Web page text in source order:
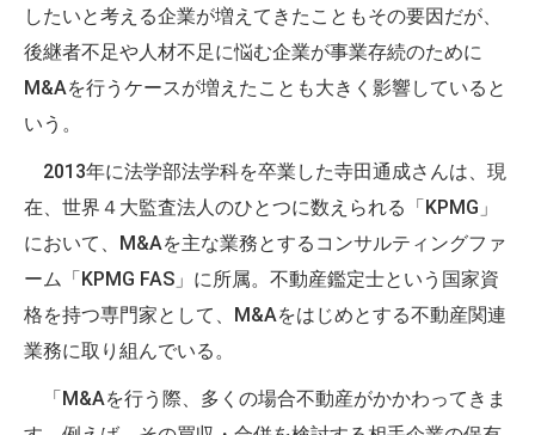
したいと考える企業が増えてきたこともその要因だが、
後継者不足や人材不足に悩む企業が事業存続のために
M&Aを行うケースが増えたことも大きく影響していると
いう。
2013年に法学部法学科を卒業した寺田通成さんは、現
在、世界４大監査法人のひとつに数えられる「KPMG」
において、M&Aを主な業務とするコンサルティングファ
ーム「KPMG FAS」に所属。不動産鑑定士という国家資
格を持つ専門家として、M&Aをはじめとする不動産関連
業務に取り組んでいる。
「M&Aを行う際、多くの場合不動産がかかわってきま